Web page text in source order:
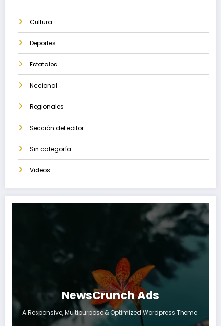
Cultura
Deportes
Estatales
Nacional
Regionales
Sección del editor
Sin categoría
Videos
NewsCrunch Ads
A Responsive, Multipurpose & Optimized Wordpress Theme.